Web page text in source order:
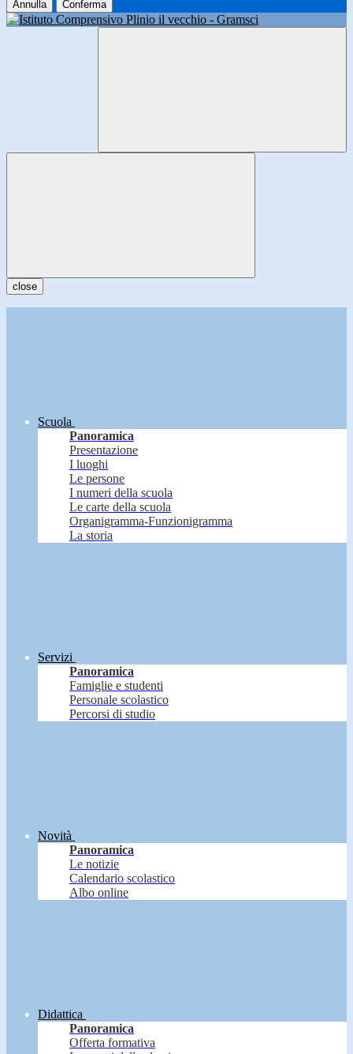
Annulla Conferma
close
Scuola
Panoramica
Presentazione
I luoghi
Le persone
I numeri della scuola
Le carte della scuola
Organigramma-Funzionigramma
La storia
Servizi
Panoramica
Famiglie e studenti
Personale scolastico
Percorsi di studio
Novità
Panoramica
Le notizie
Calendario scolastico
Albo online
Didattica
Panoramica
Offerta formativa